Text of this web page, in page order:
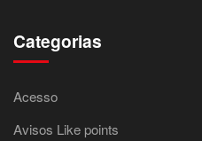
Categorias
Acesso
Avisos Like points